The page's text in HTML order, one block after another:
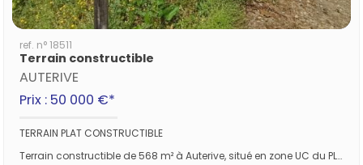
ref. n° 18511
Terrain constructible
AUTERIVE
Prix : 50 000 €*
TERRAIN PLAT CONSTRUCTIBLE
Terrain constructible de 568 m² à Auterive, situé en zone UC du PLU, avec une emprise au sol de 50 %. Terrain plat et...